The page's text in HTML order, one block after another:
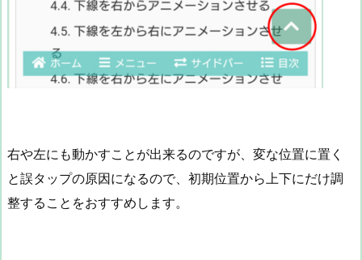
右や左にも動かすことが出来るのですが、変な位置に置く
と誤タップの原因になるので、初期位置から上下にだけ調
整することをおすすめします。